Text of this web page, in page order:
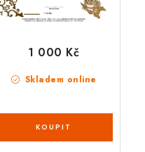
Skladem online
1 000 Kč